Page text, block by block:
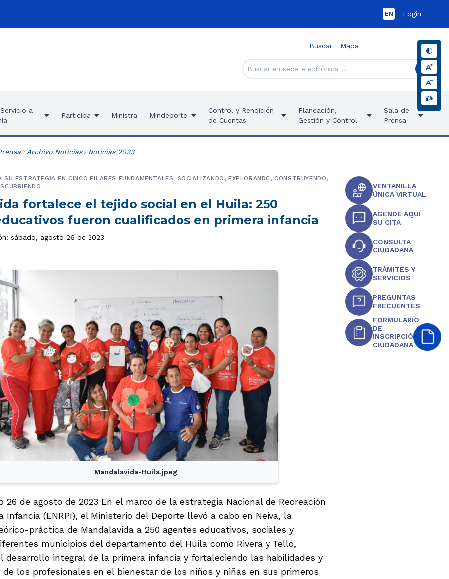
EN Login
Buscar Mapa
a
Participa Ministra Mindeporte
Control y Rendición
de Cuentas
Planeación,
Gestión y Control
Sala de
Prensa
Archivo Noticias Noticias 2023
fortalece el tejido social en el Huila: 250
fueron cualificados en primera infancia
SU ESTRATEGIA EN CINCO PILARES FUNDAMENTALES: SOCIALIZANDO, EXPLORANDO, CONSTRUYENDO,
sábado, agosto 26 de 2023
Mandalavida-Huila.jpeg
26 de agosto de 2023 En el marco de la estrategia Nacional de Recreación
Infancia (ENRPI), el Ministerio del Deporte llevó a cabo en Neiva, la
práctica de Mandalavida a 250 agentes educativos, sociales y
municipios del departamento del Huila como Rivera y Tello,
desarrollo integral de la primera infancia y fortaleciendo las habilidades y
de los profesionales en el bienestar de los niños y niñas en sus primeros
VENTANILLA
ÚNICA VIRTUAL
AGENDE AQUÍ
SU CITA
CONSULTA
CIUDADANA
TRÁMITES Y
SERVICIOS
PREGUNTAS
FRECUENTES
FORMULARIO
DE
INSCRIPCIÓN
CIUDADANA